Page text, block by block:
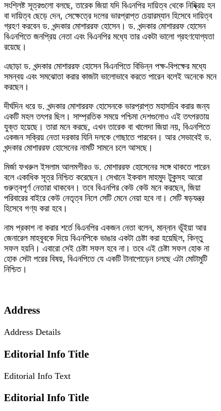
সংশ্লিষ্ট সূত্রগুলো বলছে, তারেক জিয়া যদি বিএনপির দায়িত্ব থেকে নিষ্ক্রিয় হন
বা দায়িত্ব ছেড়ে দেন, সেক্ষেত্রে দলের ভারপ্রাপ্ত চেয়ারম্যান হিসেবে দায়িত্ব
গ্রহণ করবেন ড. খন্দকার মোশাররফ হোসেন। ড. খন্দকার মোশাররফ হোসেন
বিএনপিতে জনপ্রিয় নেতা এবং বিএনপির মধ্যে তার একটা ভালো গ্রহণযোগ্যতা
রয়েছে।
এছাড়া ড. খন্দকার মোশাররফ হোসেন বিএনপিতে বিভিন্ন পক্ষ-বিপক্ষের মধ্যে
সমন্বয় এবং সমঝোতা করার কাজটা ভালোভাবে করতে পারেন বলেই অনেকে মনে
করছেন।
দীর্ঘদিন ধরে ড. খন্দকার মোশাররফ হোসেনকে ভারপ্রাপ্ত মহাসচিব করার জন্য
একটি মহল তৎপর ছিল। সাম্প্রতিক সময়ে পশ্চিমা দেশগুলোও এই তৎপরতায়
যুক্ত হয়েছে। তারা মনে করছে, এখন তারেক বা খালেদা জিয়া নয়, বিএনপিতে
একজন সক্রিয় নেতা দরকার যিনি দলকে গোছাতে পারবেন। আর সেভাবেই ড.
খন্দকার মোশাররফ হোসেনের নামটি সামনে চলে আসছে।
মির্জা ফখরুল ইসলাম আলমগীরও ড. মোশাররফ হোসেনের সঙ্গে থাকতে পারেন
বলে একাধিক সূত্র নিশ্চিত করেছেন। সেখানে ইকবাল মাহমুদ টুকুসহ আরো
গুরুত্বপূর্ণ নেতারা থাকবেন। তবে বিএনপির কেউ কেউ মনে করছেন, জিয়া
পরিবারের বাইরে কেউ নেতৃত্ব নিলে সেটি মেনে নেয়া হবে না। সেটি ষড়যন্ত্র
হিসেবে গণ্য করা হবে।
নাম প্রকাশ না করার শর্তে বিএনপির একজন নেতা বলেন, মান্নান ভূঁইয়া আর
জেনারেল মাহবুবকে দিয়ে বিএনপিকে ভাঙার একটা চেষ্টা করা হয়েছিল, কিন্তু
সফল হয়নি। এবারো সেই চেষ্টা সফল হবে না। তবে এই চেষ্টা সফল হোক না
হোক সেটা পরের বিষয়, বিএনপিতে যে একটি টানাপোড়েন চলছে এটা মোটামুটি
নিশ্চিত।
Address
Address Details
Editorial Info Title
Editorial Info Text
Editorial Info Title